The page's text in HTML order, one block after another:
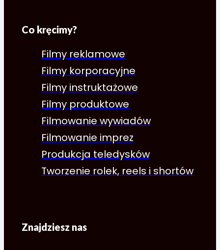
Co kręcimy?
Filmy reklamowe
Filmy korporacyjne
Filmy instruktażowe
Filmy produktowe
Filmowanie wywiadów
Filmowanie imprez
Produkcja teledysków
Tworzenie rolek, reels i shortów
Znajdziesz nas